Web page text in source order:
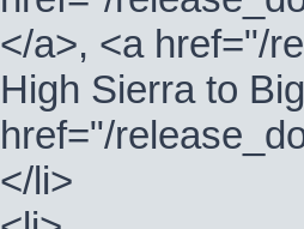
</a>, <a href="/
High Sierra to
href="/
</li>